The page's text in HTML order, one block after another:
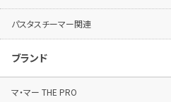
パスタスチーマー関連
ブランド
マ・マー THE PRO